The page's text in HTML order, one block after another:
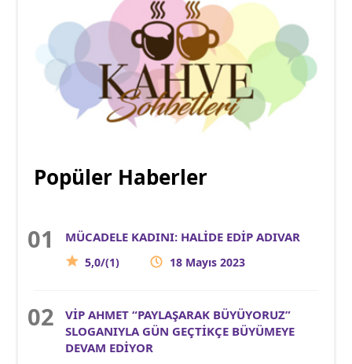
Popüler Haberler
MÜCADELE KADINI: HALİDE EDİP ADIVAR
5,0/(1) 18 Mayıs 2023
VİP AHMET “PAYLAŞARAK BÜYÜYORUZ”
SLOGANIYLA GÜN GEÇTİKÇE BÜYÜMEYE
DEVAM EDİYOR